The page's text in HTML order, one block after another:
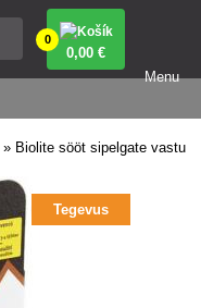
0
0,00 €
Menu
» Biolite sööt sipelgate vastu
Tegevus